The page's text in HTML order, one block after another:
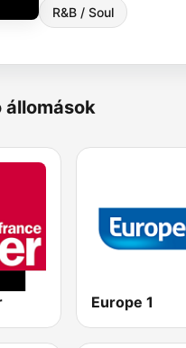
R&B / Soul
állomások
Europe 1